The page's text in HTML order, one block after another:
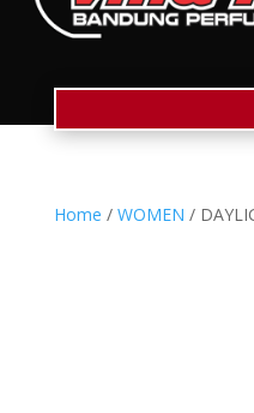
INTRO2.mp4
Home / WOMEN /